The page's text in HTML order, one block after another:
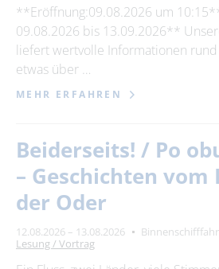
**Eröffnung:09.08.2026 um
09.08.2026 bis 13.09.2026**
liefert wertvolle Informationen
etwas über …
MEHR ERFAHREN
Beiderseits! / Po
– Geschichten vom
der Oder
12.08.2026 – 13.08.2026
Lesung / Vortrag